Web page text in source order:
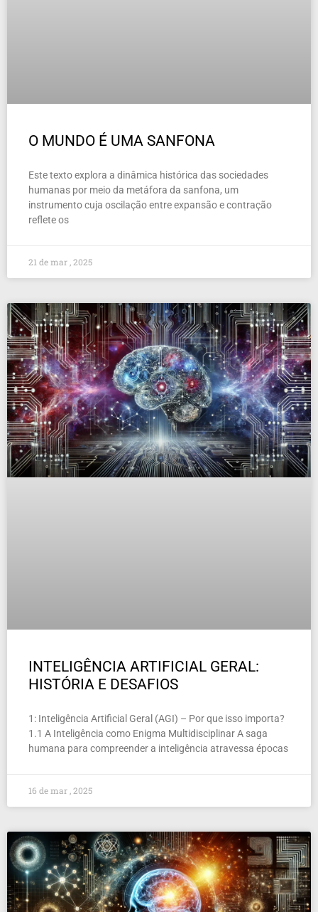
O MUNDO É UMA SANFONA
Este texto explora a dinâmica histórica das sociedades
humanas por meio da metáfora da sanfona, um
instrumento cuja oscilação entre expansão e contração
reflete os
21 de mar , 2025
INTELIGÊNCIA ARTIFICIAL GERAL:
HISTÓRIA E DESAFIOS
1: Inteligência Artificial Geral (AGI) – Por que isso importa?
1.1 A Inteligência como Enigma Multidisciplinar A saga
humana para compreender a inteligência atravessa épocas
16 de mar , 2025